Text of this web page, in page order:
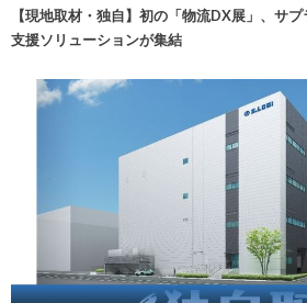
【現地取材・独自】初の「物流DX展」、サ
支援ソリューションが集結